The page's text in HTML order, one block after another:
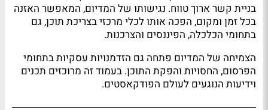
בניית קשר ארוך טווח. נגישותו של המדיום, המאפשר האזנה
בכל זמן ומקום, הפכה אותו לכלי מרכזי בצריכת תוכן, גם
בתחומי הכלכלה, הפיננסים והצרכנות.
הצמיחה של המדיום פתחה גם הזדמנויות עסקיות בתחומי
הפרסום, החסויות והפקת התוכן. בעמוד זה מרוכזים תכנים
וידיעות הנוגעים לעולם הפודקאסטים.